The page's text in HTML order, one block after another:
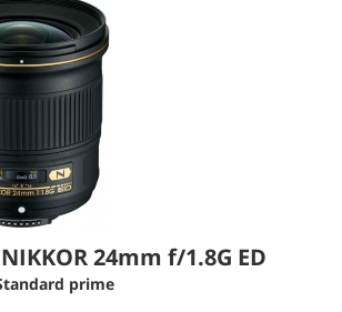
24mm f/1.8G ED
prime